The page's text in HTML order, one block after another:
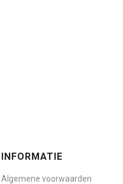
INFORMATIE
Algemene voorwaarden